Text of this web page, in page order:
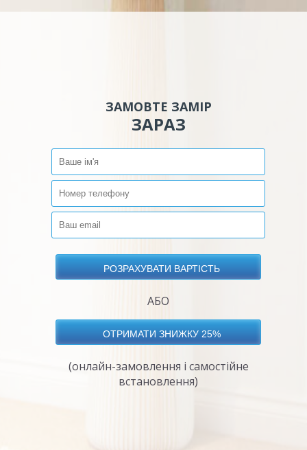
ЗАМОВТЕ ЗАМІР
ЗАРАЗ
АБО
(онлайн-замовлення і самостійне
встановлення)